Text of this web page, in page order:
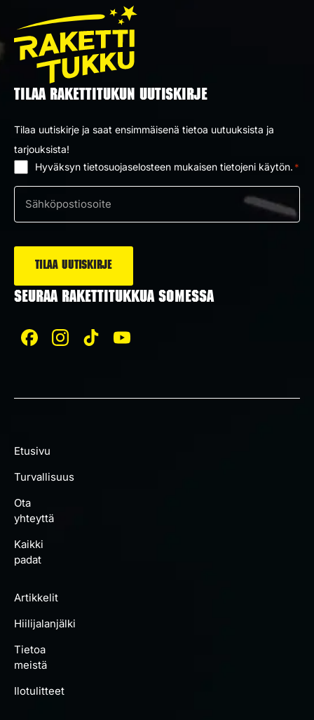
TILAA RAKETTITUKUN UUTISKIRJE
Tilaa uutiskirje ja saat ensimmäisenä tietoa uutuuksista ja
tarjouksista!
Hyväksyn tietosuojaselosteen mukaisen tietojeni käytön. *
Sähköposti
SEURAA RAKETTITUKKUA SOMESSA
Etusivu
Turvallisuus
Ota
yhteyttä
Kaikki
padat
Artikkelit
Hiilijalanjälki
Tietoa
meistä
Ilotulitteet